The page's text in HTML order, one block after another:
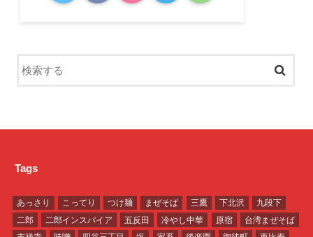
Tags
あっさり こってり つけ麺 まぜそば 三鷹 下北沢
九段下
二郎
二郎インスパイア 五反田 冷やし中華 原宿
台湾まぜそば